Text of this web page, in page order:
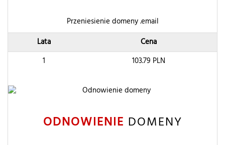
Przeniesienie domeny .email
Lata
Cena
1
103.79 PLN
ODNOWIENIE DOMENY